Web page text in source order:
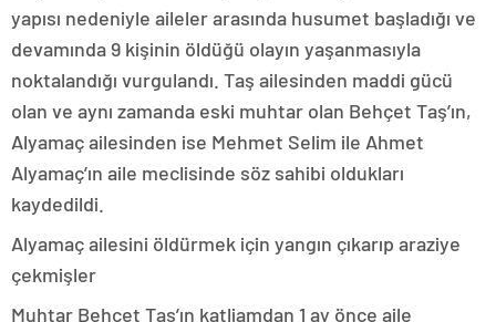
yapısı nedeniyle aileler arasında husumet başladığı ve
devamında 9 kişinin öldüğü olayın yaşanmasıyla
noktalandığı vurgulandı. Taş ailesinden maddi gücü
olan ve aynı zamanda eski muhtar olan Behçet Taş’ın,
Alyamaç ailesinden ise Mehmet Selim ile Ahmet
Alyamaç’ın aile meclisinde söz sahibi oldukları
kaydedildi.
Alyamaç ailesini öldürmek için yangın çıkarıp araziye
çekmişler
Muhtar Behçet Taş’ın katliamdan 1 ay önce aile